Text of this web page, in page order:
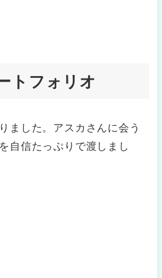
トフォリオ
ました。アスカさんに会う
自信たっぷりで渡しまし